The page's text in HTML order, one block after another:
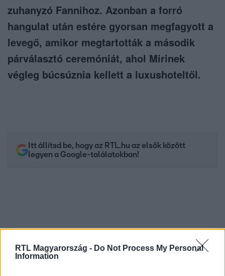
RTL Magyarország - Do Not Process My Personal
Information
zuhanyzó Fannihoz. Azonban a forró
hangulat után estére gyorsan megfagyott a
levegő, amikor megtartották a második
párválasztó ceremóniát, ahol Mirinek
végleg búcsúznia kellett a luxushoteltől.
Itt állítsd be, hogy az RTL.hu az elsők között
legyen a Google-találatokban!